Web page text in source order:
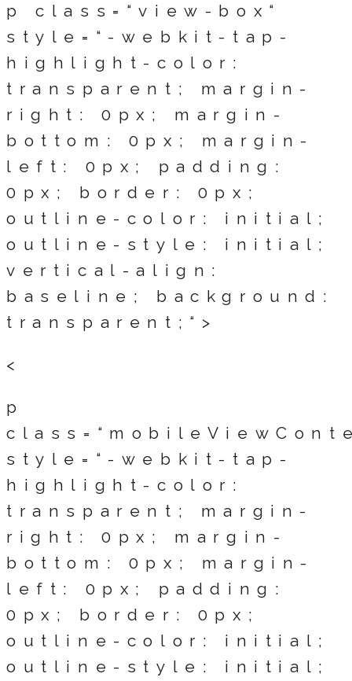
p class=“view-box“
style=“-webkit-tap-
highlight-color:
transparent; margin-
right: 0px; margin-
bottom: 0px; margin-
left: 0px; padding:
0px; border: 0px;
outline-color: initial;
outline-style: initial;
vertical-align:
baseline; background:
transparent;“>
<
p
style=“-webkit-tap-
highlight-color:
transparent; margin-
right: 0px; margin-
bottom: 0px; margin-
left: 0px; padding:
0px; border: 0px;
outline-color: initial;
outline-style: initial;